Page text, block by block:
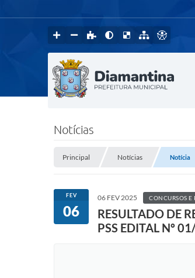
Notícias
Principal Notícias Notícia
FEV
06
06 FEV 2025 CONCURSOS E
RESULTADO DE
PSS EDITAL Nº